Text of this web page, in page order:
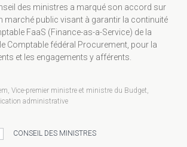
des ministres a marqué son accord sur
marché public visant à garantir la continuité
FaaS (Finance-as-a-Service) de la
Comptable fédéral Procurement, pour la
et les engagements y afférents.
Vice-premier ministre et ministre du Budget,
administrative
CONSEIL DES MINISTRES